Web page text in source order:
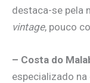
destaca-se pela
vintage, pouco
– Costa do
especializado